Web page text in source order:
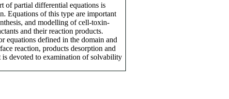
of partial differential equations is
Equations of this type are important
and modelling of cell-toxin-
and their reaction products.
equations defined in the domain and
reaction, products desorption and
devoted to examination of solvability